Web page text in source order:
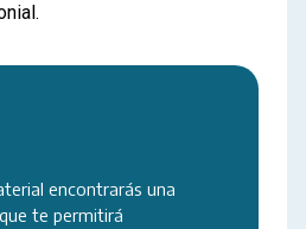
que te permitirá